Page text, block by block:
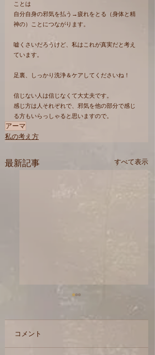
ことは
自分自身の邪気を払う→疲れをとる（身体と精
神の）ことにつながります。
嘘くさいだろうけど、私はこれが真実だと考え
ています。
足裏、しっかり洗浄＆ケアしてくださいね！
信じない人は信じなくて大丈夫です。
感じ方は人それぞれで、邪気を他の部分で感じ
る方もいらっしゃると思いますので。
アーマ
私の考え方
最新記事 すべて表示
コメント